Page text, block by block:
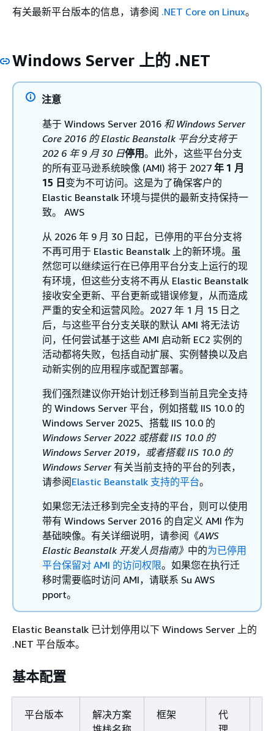
有关最新平台版本的信息，请参阅 .NET Core on Linux。
Windows Server 上的 .NET
注意
基于 Windows Server 2016 和 Windows Server
Core 2016 的 Elastic Beanstalk 平台分支将于
202 6 年 9 月 30 日停用。此外，这些平台分支
的所有亚马逊系统映像 (AMI) 将于 2027 年 1 月
15 日 变为不可访问。这是为了确保客户的
Elastic Beanstalk 环境与提供的最新支持保持一
致。 AWS
从 2026 年 9 月 30 日起，已停用的平台分支将
不再可用于 Elastic Beanstalk 上的新环境。虽
然您可以继续运行在已停用平台分支上运行的现
有环境，但这些分支将不再从 Elastic Beanstalk
接收安全更新、平台更新或错误修复，从而造成
严重的安全和运营风险。2027 年 1 月 15 日之
后，与这些平台分支关联的默认 AMI 将无法访
问，任何尝试基于这些 AMI 启动新 EC2 实例的
活动都将失败，包括自动扩展、实例替换以及启
动新实例的应用程序或配置部署。
我们强烈建议你开始计划迁移到当前且完全支持
的 Windows Server 平台，例如搭载 IIS 10.0 的
Windows Server 2025、搭载 IIS 10.0 的
Windows Server 2022 或搭载 IIS 10.0 的
Windows Server 2019，或者搭载 IIS 10.0 的
Windows Server有关当前支持的平台的列表，
请参阅Elastic Beanstalk 支持的平台。
如果您无法迁移到完全支持的平台，则可以使用
带有 Windows Server 2016 的自定义 AMI 作为
基础映像。有关详细说明，请参阅《AWS
Elastic Beanstalk 开发人员指南》 中的为已停用
平台保留对 AMI 的访问权限。如果您在执行迁
移时需要临时访问 AMI，请联系 Su AWS
pport。
Elastic Beanstalk 已计划停用以下 Windows Server 上的
.NET 平台版本。
基本配置
平台版本
解决方案
框架
代